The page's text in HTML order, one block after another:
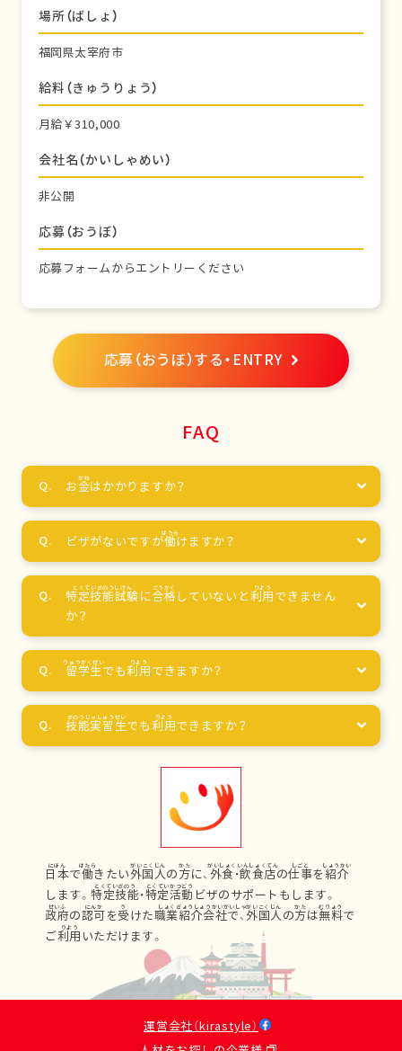
場所（ばしょ）
福岡県太宰府市
給料（きゅうりょう）
月給￥310,000
会社名（かいしゃめい）
非公開
応募（おうぼ）
応募フォームからエントリーください
応募（おうぼ）する・ENTRY
FAQ
お金はかかりますか？
ビザがないですが働けますか？
特定技能試験に合格 していないと利用 できません
か？
留学生でも利用 できますか？
技能実習生でも利用できますか？
日本で働きたい外国人の方に、 外食 ・飲食店の仕事を紹介
します。特定技能・特定活動 ビザのサポートもします。
政府の認可を受けた職業紹介会社で、 外国人の方は無料で
ご利用 いただけます。
運営会社（kirastyle）